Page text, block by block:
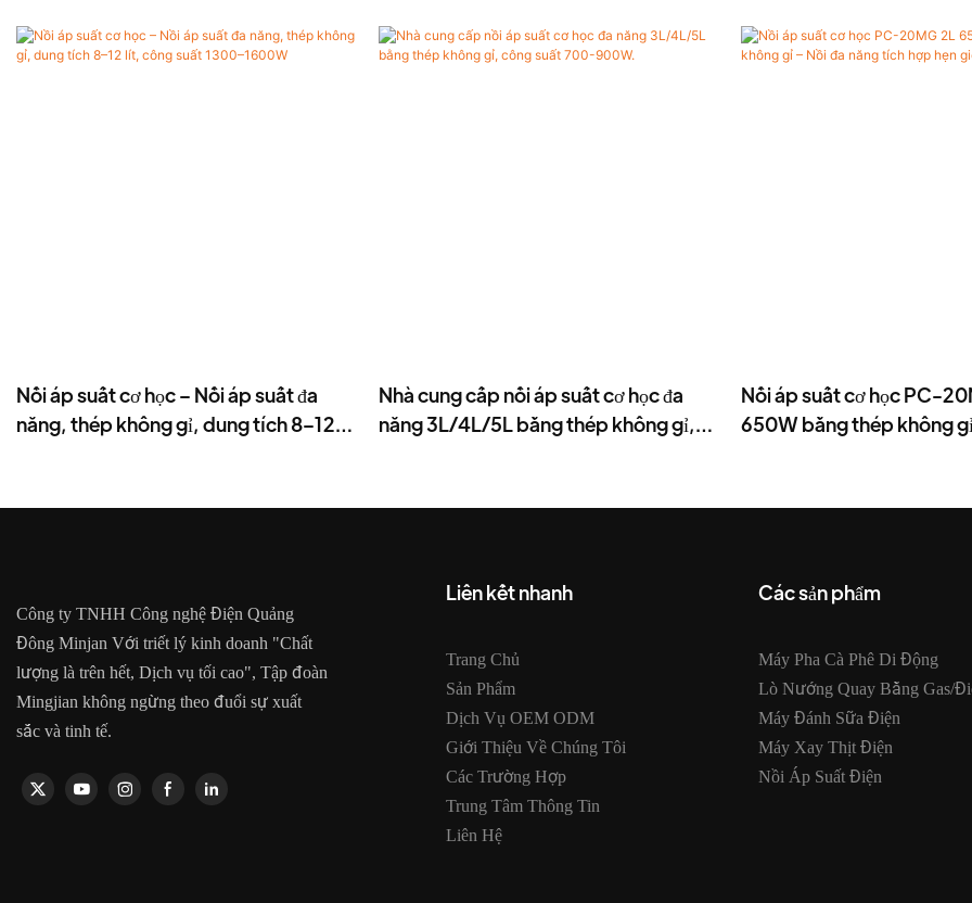
Nồi áp suất cơ học – Nồi áp suất đa
năng, thép không gỉ, dung tích 8–12
Nhà cung cấp nồi áp suất cơ học đa
năng 3L/4L/5L bằng thép không gỉ,
Nồi áp suất cơ học PC-
650W bằng thép không
Công ty TNHH Công nghệ Điện Quảng
Đông Minjan Với triết lý kinh doanh "Chất
lượng là trên hết, Dịch vụ tối cao", Tập đoàn
Mingjian không ngừng theo đuổi sự xuất
sắc và tinh tế.
Liên kết nhanh
Trang Chủ
Sản Phẩm
Dịch Vụ OEM ODM
Giới Thiệu Về Chúng Tôi
Các Trường Hợp
Trung Tâm Thông Tin
Liên Hệ
Các sản phẩm
Máy Pha Cà Phê Di Động
Lò Nướng Quay Bằng Gas/
Máy Đánh Sữa Điện
Máy Xay Thịt Điện
Nồi Áp Suất Điện